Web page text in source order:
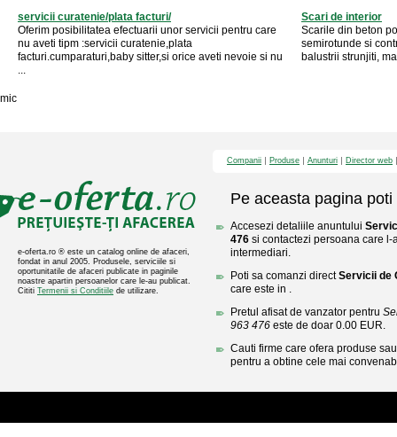
servicii curatenie/plata facturi/
Oferim posibilitatea efectuarii unor servicii pentru care
nu aveti tipm :servicii curatenie,plata
facturi.cumparaturi,baby sitter,si orice aveti nevoie si nu
...
Scari de interior
Scarile din beton
semirotunde si
balustrii strunjiti,
mic
e-oferta.ro ® este un catalog online de afaceri,
fondat in anul 2005. Produsele, serviciile si
oportunitatile de afaceri publicate in paginile
noastre apartin persoanelor care le-au publicat.
Cititi Termenii si Conditiile de utilizare.
Companii Produse Anunturi Director web
Pe aceasta pagina poti
Accesezi detaliile anuntului
476 si contactezi persoana care
intermediari.
Poti sa comanzi directServicii de
care este in .
Pretul afisat de vanzator pentru
963 476 este de doar 0.00 EUR.
Cauti firme care ofera produse
pentru a obtine cele mai